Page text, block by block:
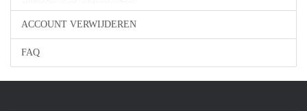
ACCOUNT VERWIJDEREN
FAQ